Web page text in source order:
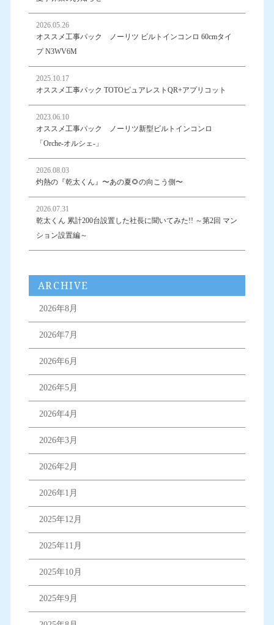
2026.05.26
オススメ工事パック ノーリツ ビルトインコンロ 60cmタイ
プ N3WV6M
2025.10.17
オススメ工事パック TOTOピュアレストQR+アプリコット
2023.06.10
オススメ工事パック ノーリツ新型ビルトインコンロ
「Orche-オルシェ-」
2026.08.03
灼熱の『乾太くん』〜あの夏🌻の向こう側〜
2026.07.31
乾太くん 累計200台設置した社長に聞いてみた!! ～第2回 マン
ション設置編～
ARCHIVE
2026年8月
2026年7月
2026年6月
2026年5月
2026年4月
2026年3月
2026年2月
2026年1月
2025年12月
2025年11月
2025年10月
2025年9月